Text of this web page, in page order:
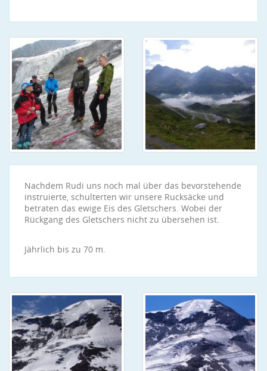
Nachdem Rudi uns noch mal über das bevorstehende
instruierte, schulterten wir unsere Rucksäcke und
betraten das ewige Eis des Gletschers. Wobei der
Rückgang des Gletschers nicht zu übersehen ist.
Jährlich bis zu 70 m.